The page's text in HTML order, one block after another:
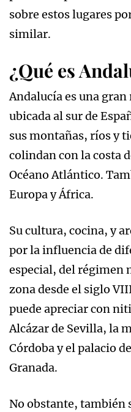
sobre estos lugares
similar.
¿Qué es
Andalucía es una
ubicada al sur de
sus montañas, ríos y
colindan con la costa
Océano Atlántico.
Europa y África.
Su cultura, cocina, y
por la influencia de
especial, del régimen
zona desde el siglo
puede apreciar con
Alcázar de Sevilla, la
Córdoba y el palacio
Granada.
No obstante, también